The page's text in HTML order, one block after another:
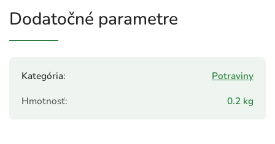
Dodatočné parametre
Kategória:
Potraviny
Hmotnosť: 0.2 kg